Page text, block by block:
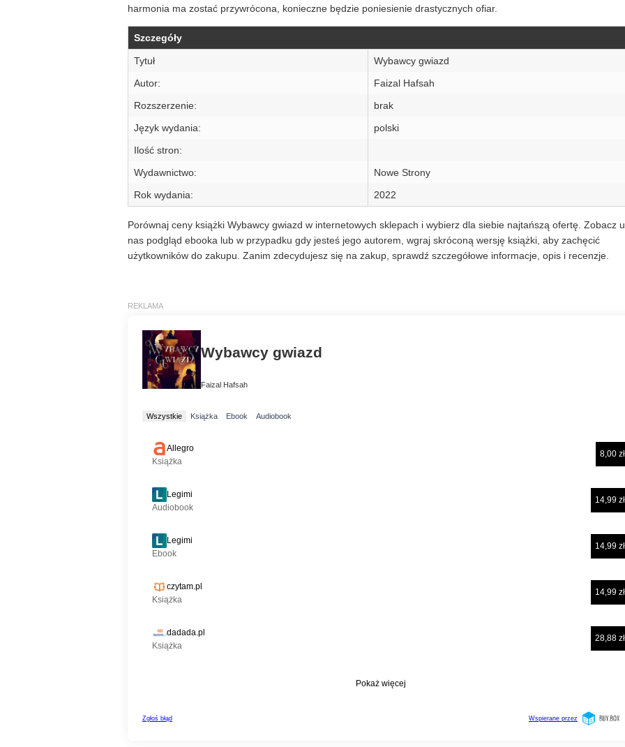
harmonia ma zostać przywrócona, konieczne będzie poniesienie drastycznych ofiar.
Szczegóły
Tytuł
Wybawcy gwiazd
Autor:
Faizal Hafsah
Rozszerzenie:
brak
Język wydania:
polski
Ilość stron:
Wydawnictwo:
Nowe Strony
Rok wydania:
2022
Porównaj ceny książki Wybawcy gwiazd w internetowych sklepach i wybierz dla siebie najtańszą ofertę. Zobacz u
nas podgląd ebooka lub w przypadku gdy jesteś jego autorem, wgraj skróconą wersję książki, aby zachęcić
użytkowników do zakupu. Zanim zdecydujesz się na zakup, sprawdź szczegółowe informacje, opis i recenzje.